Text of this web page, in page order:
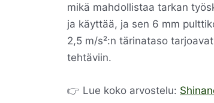
mikä mahdollistaa tarkan
ja käyttää, ja sen 6 mm
2,5 m/s²:n tärinataso
tehtäviin.
👉 Lue koko arvostelu: